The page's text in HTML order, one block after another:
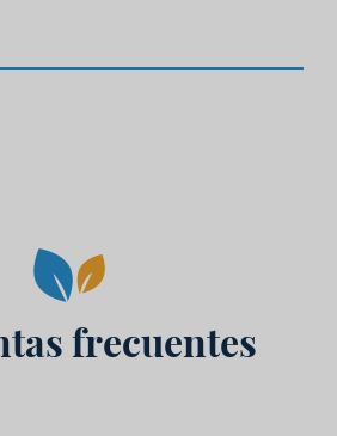
frecuentes